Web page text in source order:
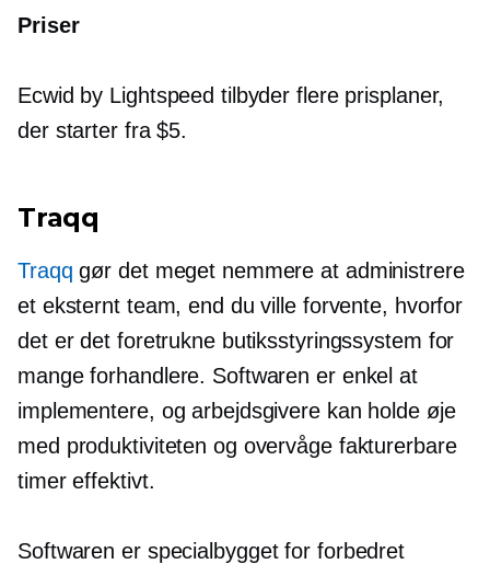
Priser
Ecwid by Lightspeed tilbyder flere prisplaner,
der starter fra $5.
Traqq
Traqq gør det meget nemmere at administrere
et eksternt team, end du ville forvente, hvorfor
det er det foretrukne butiksstyringssystem for
mange forhandlere. Softwaren er enkel at
implementere, og arbejdsgivere kan holde øje
med produktiviteten og overvåge fakturerbare
timer effektivt.
Softwaren er specialbyggetfor forbedret